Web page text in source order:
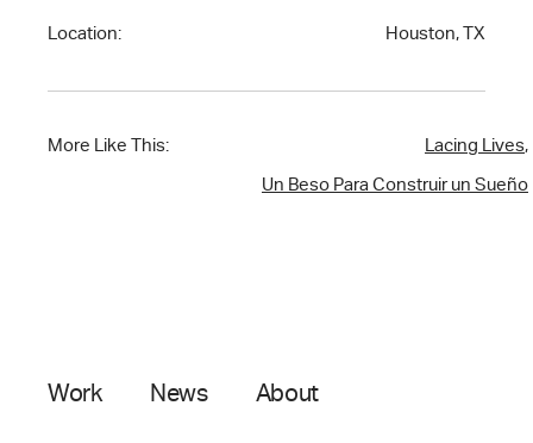
Location: Houston, TX
More Like This: Lacing Lives,
Un Beso Para Construir un Sueño
Work News About